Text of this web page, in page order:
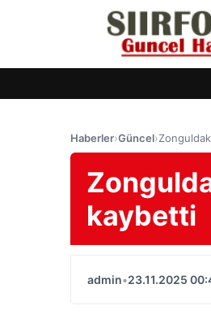
Haberler›Güncel›
kaybetti
admin•23.11.2025